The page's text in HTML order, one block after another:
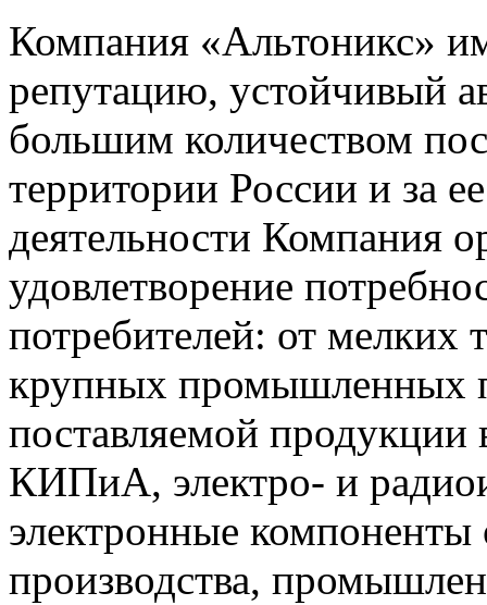
Компания «Альтоникс»
репутацию, устойчивый
большим количеством
территории России и за
деятельности Компания
удовлетворение
потребителей: от мелких
крупных промышленных
поставляемой продукции
КИПиА, электро- и
электронные компоненты
производства,